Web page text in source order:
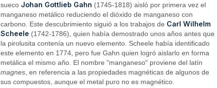
sueco Johan Gottlieb Gahn (1745-1818) aisló por primera vez el
manganeso metálico reduciendo el dióxido de manganeso con
carbono. Este descubrimiento siguió a los trabajos de Carl Wilhelm
Scheele (1742-1786), quien había demostrado unos años antes que
la pirolusita contenía un nuevo elemento. Scheele había identificado
este elemento en 1774, pero fue Gahn quien logró aislarlo en forma
metálica el mismo año. El nombre "manganeso" proviene del latín
magnes , en referencia a las propiedades magnéticas de algunos de
sus compuestos, aunque el metal puro no es magnético.